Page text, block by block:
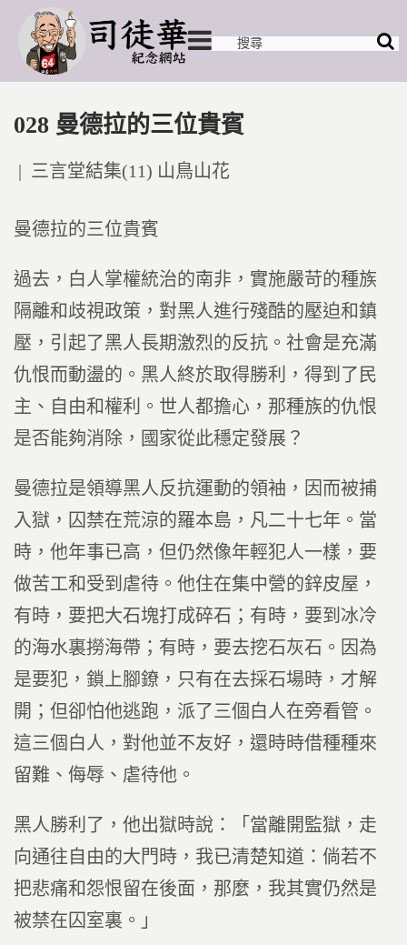
028 曼德拉的三位貴賓
Posted
三言堂結集(11) 山鳥山花
曼德拉的三位貴賓
過去，白人掌權統治的南非，實施嚴苛的種族
隔離和歧視政策，對黑人進行殘酷的壓迫和鎮
壓，引起了黑人長期激烈的反抗。社會是充滿
仇恨而動盪的。黑人終於取得勝利，得到了民
主、自由和權利。世人都擔心，那種族的仇恨
是否能夠消除，國家從此穩定發展？
曼德拉是領導黑人反抗運動的領袖，因而被捕
入獄，囚禁在荒涼的羅本島，凡二十七年。當
時，他年事已高，但仍然像年輕犯人一樣，要
做苦工和受到虐待。他住在集中營的鋅皮屋，
有時，要把大石塊打成碎石；有時，要到冰冷
的海水裏撈海帶；有時，要去挖石灰石。因為
是要犯，鎖上腳鐐，只有在去採石場時，才解
開；但卻怕他逃跑，派了三個白人在旁看管。
這三個白人，對他並不友好，還時時借種種來
留難、侮辱、虐待他。
黑人勝利了，他出獄時說：「當離開監獄，走
向通往自由的大門時，我已清楚知道：倘若不
把悲痛和怨恨留在後面，那麼，我其實仍然是
被禁在囚室裏。」